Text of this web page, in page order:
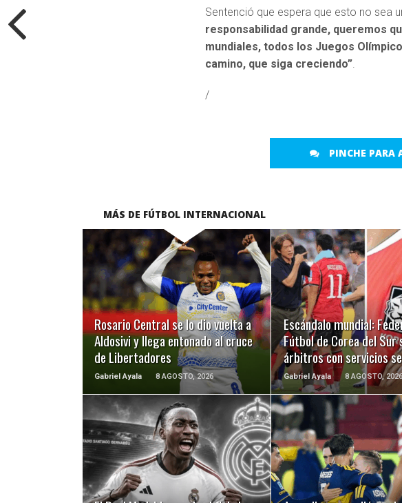
Sentenció que espera que esto no sea
responsabilidad grande, queremos
mundiales, todos los Juegos
camino, que siga creciendo”
/
PINCHE PARA
MÁS DE FÚTBOL INTERNACIONAL
Rosario Central se lo dio vuelta a
Aldosivi y llega entonado al cruce
de Libertadores
Gabriel Ayala 8 AGOSTO, 2026
LEER MÁS
Escándalo mundial:
Fútbol de Corea del Sur
árbitros con servicios
Gabriel Ayala 8 AGOSTO, 2026
LEER MÁS
LEER MÁS LEER MÁS